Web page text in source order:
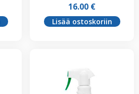
16.00 €
Lisää ostoskoriin